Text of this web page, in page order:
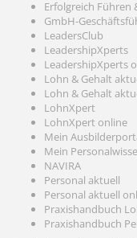
Erfolgreich
GmbH-
LeadersClub
LeadershipXperts
LeadershipXperts
Lohn & Gehalt
Lohn & Gehalt
LohnXpert
LohnXpert online
Mein
Mein
NAVIRA
Personal aktuell
Personal aktuell
Praxishandbuch
Praxishandbuch